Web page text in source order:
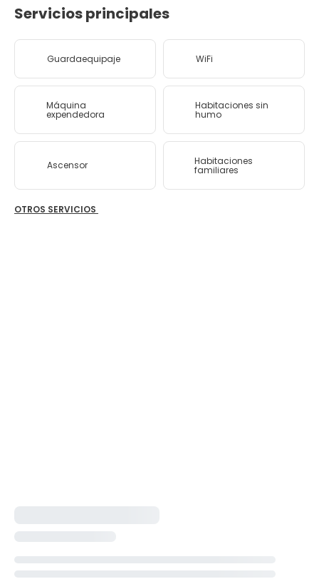
Servicios principales
Guardaequipaje WiFi
Máquina
expendedora
Habitaciones sin
humo
Ascensor Habitaciones
familiares
OTROS SERVICIOS